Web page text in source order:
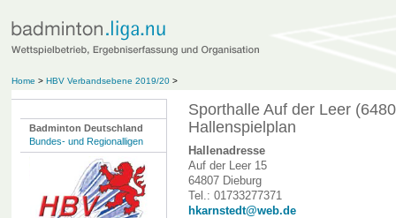
Home > HBV Verbandsebene 2019/20>
Badminton Deutschland
Bundes- und Regionalligen
Sporthalle Auf der Leer
Hallenspielplan
Hallenadresse
Auf der Leer 15
64807 Dieburg
Tel.: 01733277371
hkarnstedt@web.de